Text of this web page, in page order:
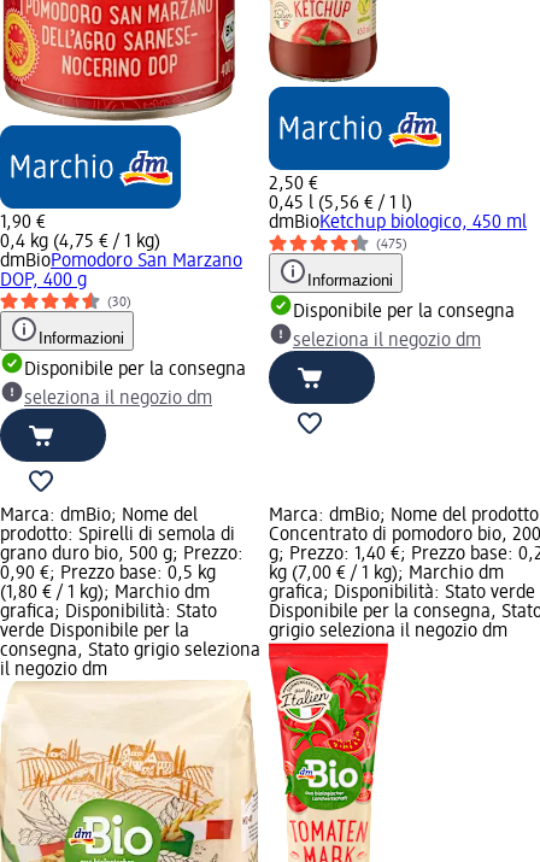
1,90 €
0,4 kg (4,75 € / 1 kg)
dmBioPomodoro San Marzano
DOP, 400 g
(30)
Informazioni
Disponibile per la consegna
seleziona il negozio dm
2,50 €
0,45 l (5,56 € / 1 l)
dmBioKetchup biologico, 450 ml
(475)
Informazioni
Disponibile per la consegna
seleziona il negozio dm
Marca: dmBio; Nome del
prodotto: Spirelli di semola di
grano duro bio, 500 g; Prezzo:
0,90 €; Prezzo base: 0,5 kg
(1,80 € / 1 kg); Marchio dm
grafica; Disponibilità: Stato
verde Disponibile per la
consegna, Stato grigio seleziona
il negozio dm
Marca: dmBio; Nome del
Concentrato di pomodoro bio, 200
g; Prezzo: 1,40 €; Prezzo base:
kg (7,00 € / 1 kg); Marchio dm
grafica; Disponibilità: Stato verde
Disponibile per la consegna,
grigio seleziona il negozio dm